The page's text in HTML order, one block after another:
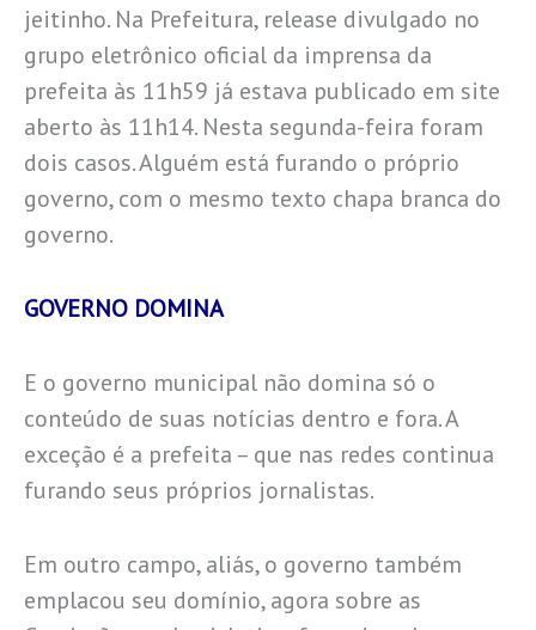
jeitinho. Na Prefeitura, release divulgado no
grupo eletrônico oficial da imprensa da
prefeita às 11h59 já estava publicado em site
aberto às 11h14. Nesta segunda-feira foram
dois casos. Alguém está furando o próprio
governo, com o mesmo texto chapa branca do
governo.
GOVERNO DOMINA
E o governo municipal não domina só o
conteúdo de suas notícias dentro e fora. A
exceção é a prefeita – que nas redes continua
furando seus próprios jornalistas.
Em outro campo, aliás, o governo também
emplacou seu domínio, agora sobre as